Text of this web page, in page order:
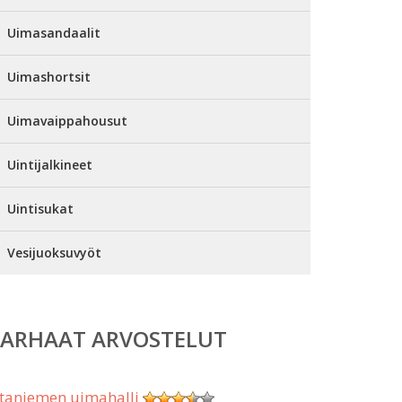
Uimasandaalit
Uimashortsit
Uimavaippahousut
Uintijalkineet
Uintisukat
Vesijuoksuvyöt
ARVOSTELUT
uimahalli